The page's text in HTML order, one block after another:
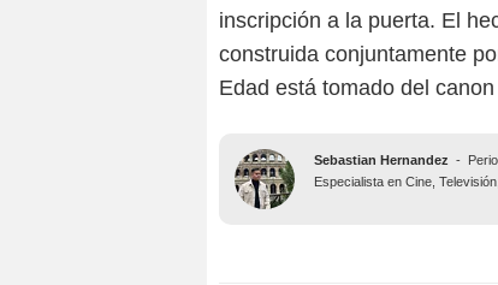
inscripción a la puerta. El
construida conjuntamente
Edad está tomado del
Sebastian Hernandez -
Especialista en Cine,